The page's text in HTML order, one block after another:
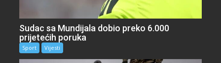
Sudac sa Mundijala dobio preko 6.000
prijetećih poruka
Sport Vijesti